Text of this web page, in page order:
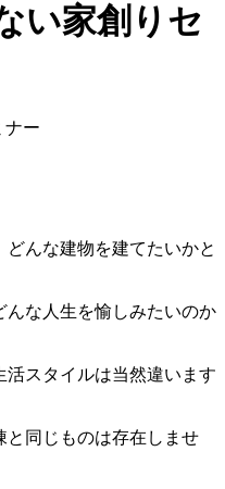
い家創りセ
んな建物を建てたいかと
んな人生を愉しみたいのか
スタイルは当然違います
と同じものは存在しませ